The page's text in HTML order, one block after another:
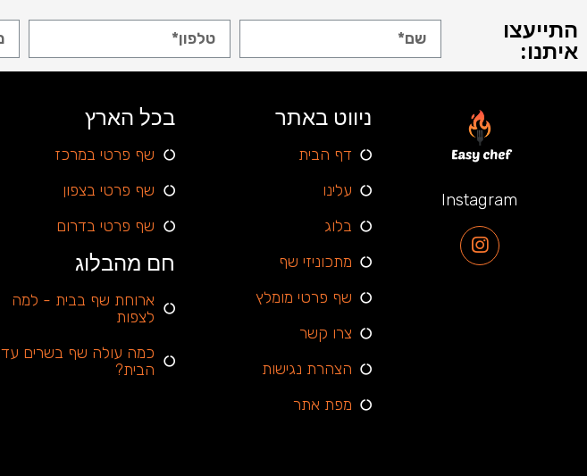
התייעצו
איתנו:
Instagram
ניווט באתר
דף הבית
עלינו
בלוג
מתכוניזי שף
שף פרטי מומלץ
צרו קשר
הצהרת נגישות
מפת אתר
בכל הארץ
שף פרטי במרכז
שף פרטי בצפון
שף פרטי בדרום
חם מהבלוג
ארוחת שף בבית - למה
לצפות
כמה עולה שף בשרים עד
הבית?